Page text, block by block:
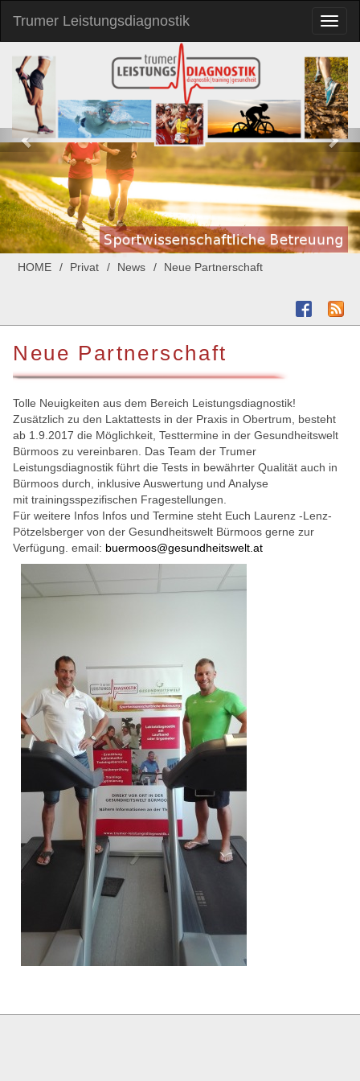
Trumer Leistungsdiagnostik
HOME Privat News Neue Partnerschaft
Neue Partnerschaft
Tolle Neuigkeiten aus dem Bereich Leistungsdiagnostik!
Zusätzlich zu den Laktattests in der Praxis in Obertrum, besteht
ab 1.9.2017 die Möglichkeit, Testtermine in der Gesundheitswelt
Bürmoos zu vereinbaren. Das Team der Trumer
Leistungsdiagnostik führt die Tests in bewährter Qualität auch in
Bürmoos durch, inklusive Auswertung und Analyse
mit trainingsspezifischen Fragestellungen.
Für weitere Infos Infos und Termine steht Euch Laurenz -Lenz-
Pötzelsberger von der Gesundheitswelt Bürmoos gerne zur
Verfügung. email: buermoos@gesundheitswelt.at